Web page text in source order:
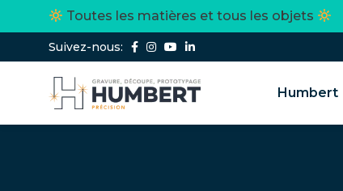
Toutes les matières et tous les objets
Suivez-nous:
Humbert